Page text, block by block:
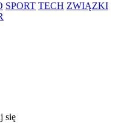
SPORT TECH ZWIĄZKI
się